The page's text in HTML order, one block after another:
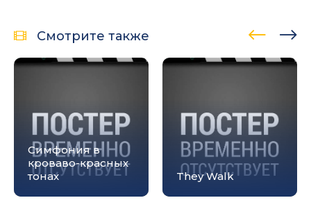
Смотрите также
Симфония в
кроваво-красных
тонах
They Walk